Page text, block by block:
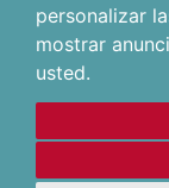
personalizar
mostrar
usted.